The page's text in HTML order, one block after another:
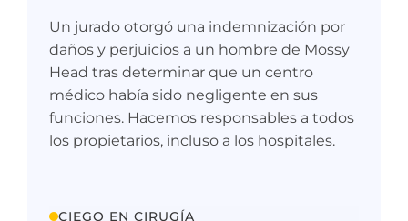
Un jurado otorgó una indemnización por
daños y perjuicios a un hombre de Mossy
Head tras determinar que un centro
médico había sido negligente en sus
funciones. Hacemos responsables a todos
los propietarios, incluso a los hospitales.
CIEGO EN CIRUGÍA